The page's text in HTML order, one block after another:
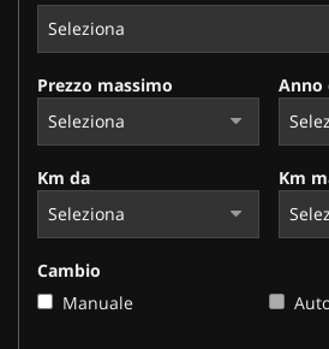
Prezzo massimo Anno
Km da Km
Cambio
Manuale